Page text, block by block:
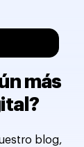
más
blog,